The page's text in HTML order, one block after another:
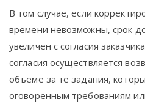
В том случае, если
времени невозможны, срок
увеличен с согласия
согласия осуществляется
объеме за те задания,
оговоренным требованиям